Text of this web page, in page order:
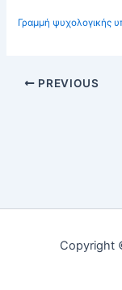
Γραμμή ψυχολογικής
PREVIOUS
Copyright